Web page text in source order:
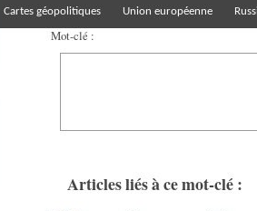
Cartes géopolitiques Union européenne
Mot-clé :
Articles liés à ce mot-clé :